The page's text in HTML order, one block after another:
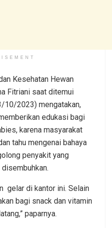
Kesehatan Hewan
Fitriani saat ditemui
10/2023) mengatakan,
edukasi bagi
karena masyarakat
tahu mengenai bahaya
penyakit yang
gelar di kantor ini. Selain
bagi snack dan vitamin
paparnya.